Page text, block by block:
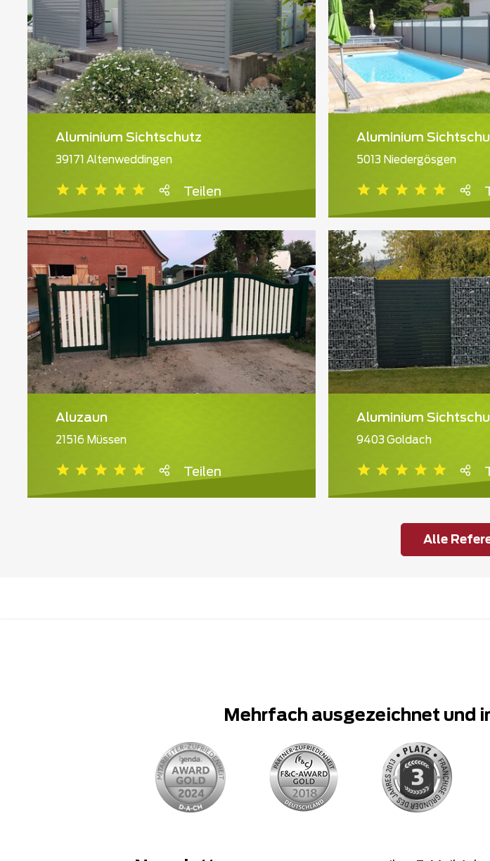
Aluminium Sichtschutz
39171 Altenweddingen
Teilen
Aluminium
5013 Niedergösgen
Aluzaun
21516 Müssen
Teilen
Aluminium
9403 Goldach
Alle
Mehrfach ausgezeichnet und